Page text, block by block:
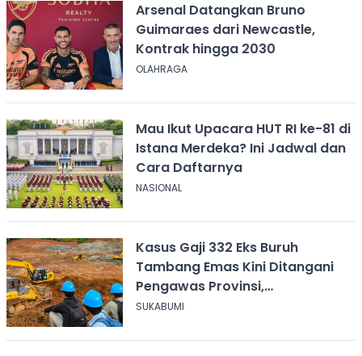
Arsenal Datangkan Bruno
Guimaraes dari Newcastle,
Kontrak hingga 2030
OLAHRAGA
Mau Ikut Upacara HUT RI ke-81 di
Istana Merdeka? Ini Jadwal dan
Cara Daftarnya
NASIONAL
Kasus Gaji 332 Eks Buruh
Tambang Emas Kini Ditangani
Pengawas Provinsi,
Disnakertrans Sukabumi Terus
SUKABUMI